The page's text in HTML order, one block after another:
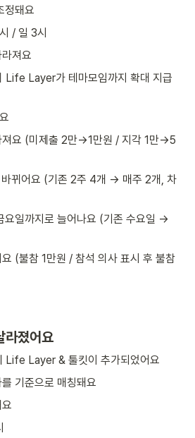
정돼요
/ 일 3시
져요
Life Layer가 테마모임까지 확대 지급
져요 (미제출 2만→1만원 / 지각 1만→5
바뀌어요 (기존 2주 4개 → 매주 2개, 차
요일까지로 늘어나요 (기존 수요일 →
(불참 1만원 / 참석 의사 표시 후 불참
라졌어요
Life Layer & 툴킷이 추가되었어요
기준으로 매칭돼요